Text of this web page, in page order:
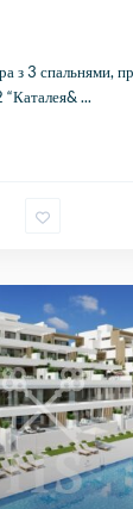
з 3 спальнями,
“Каталея&...